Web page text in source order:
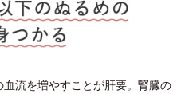
流を増やすことが肝要。腎臓の